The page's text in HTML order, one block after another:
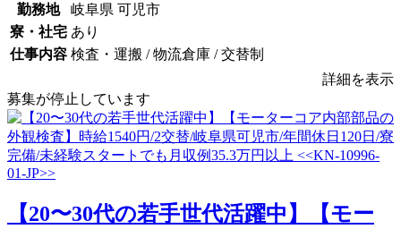
勤務地
岐阜県 可児市
寮・社宅 あり
仕事内容 検査・運搬 / 物流倉庫 / 交替制
詳細を表示
募集が停止しています
【20〜30代の若手世代活躍中】【モー